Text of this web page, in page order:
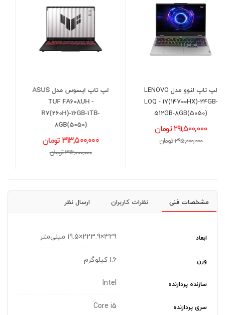
TUF FA608UH -
R7(260H)-16GB-1TB-
8GB(5050)
313,500,000 تومان
لپ تاپ لنوو مدل LENOVO
V15 - Celeron(N4500)-8GB-
256GB-INT
64,900,000 تومان
66,000,000 تومان
مشخصات فنی نظرات کاربران ارسال نظر
ابعاد 329×223.9×19.5 میلی‌متر
وزن 1.6 کیلوگرم
سازنده پردازنده Intel
سری پردازنده Core i5